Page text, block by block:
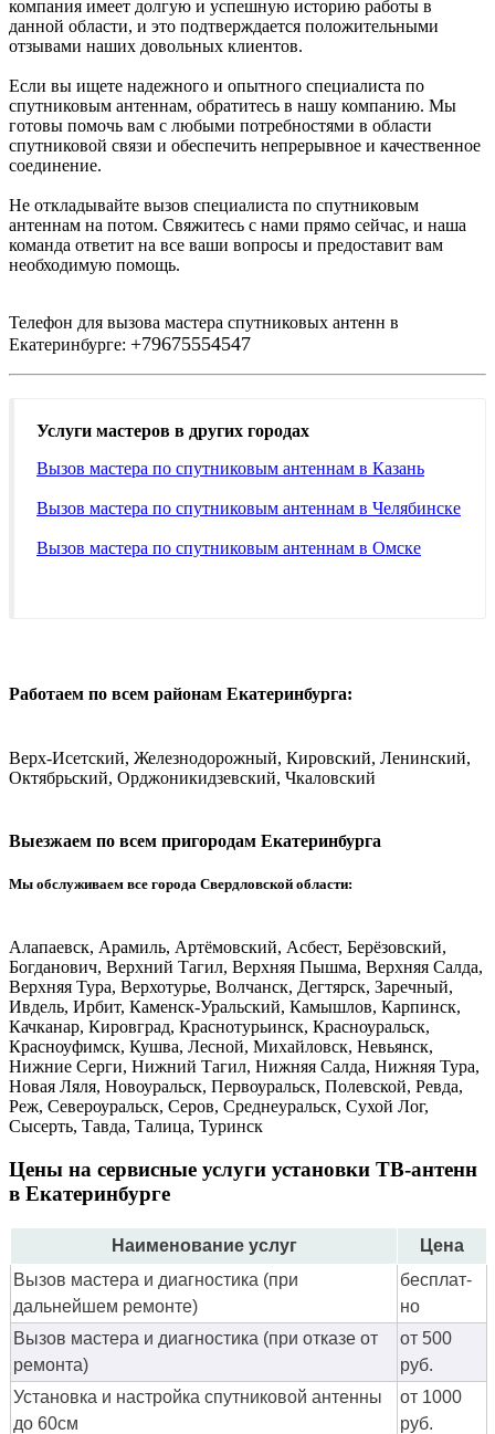
компания имеет долгую и успешную историю работы в
данной области, и это подтверждается положительными
отзывами наших довольных клиентов.
Если вы ищете надежного и опытного специалиста по
спутниковым антеннам, обратитесь в нашу компанию. Мы
готовы помочь вам с любыми потребностями в области
спутниковой связи и обеспечить непрерывное и качественное
соединение.
Не откладывайте вызов специалиста по спутниковым
антеннам на потом. Свяжитесь с нами прямо сейчас, и наша
команда ответит на все ваши вопросы и предоставит вам
необходимую помощь.
Телефон для вызова мастера спутниковых антенн в
Екатеринбурге: +79675554547
Услуги мастеров в других городах
Вызов мастера по спутниковым антеннам в Казань
Вызов мастера по спутниковым антеннам в Челябинске
Вызов мастера по спутниковым антеннам в Омске
Работаем по всем районам Екатеринбурга:
Верх-Исетский, Железнодорожный, Кировский, Ленинский,
Октябрьский, Орджоникидзевский, Чкаловский
Выезжаем по всем пригородам Екатеринбурга
Мы обслуживаем все города Свердловской области:
Алапаевск, Арамиль, Артёмовский, Асбест, Берёзовский,
Богданович, Верхний Тагил, Верхняя Пышма, Верхняя Салда,
Верхняя Тура, Верхотурье, Волчанск, Дегтярск, Заречный,
Ивдель, Ирбит, Каменск-Уральский, Камышлов, Карпинск,
Качканар, Кировград, Краснотурьинск, Красноуральск,
Красноуфимск, Кушва, Лесной, Михайловск, Невьянск,
Нижние Серги, Нижний Тагил, Нижняя Салда, Нижняя Тура,
Новая Ляля, Новоуральск, Первоуральск, Полевской, Ревда,
Реж, Североуральск, Серов, Среднеуральск, Сухой Лог,
Сысерть, Тавда, Талица, Туринск
Цены на сервисные услуги установки ТВ-антенн
в Екатеринбурге
Наименование услуг
Цена
Вызов мастера и диагностика (при
дальнейшем ремонте)
бес­плат­
но
Вызов мастера и диагностика (при отказе от
ремонта)
от 500
руб.
Установка и настройка спутниковой антенны
до 60см
от 1000
руб.